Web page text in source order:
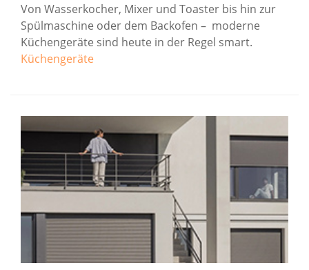
Von Wasserkocher, Mixer und Toaster bis hin zur
Spülmaschine oder dem Backofen – moderne
Küchengeräte sind heute in der Regel smart.
Küchengeräte